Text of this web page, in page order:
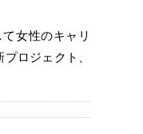
女性のキャリ
ロジェクト、